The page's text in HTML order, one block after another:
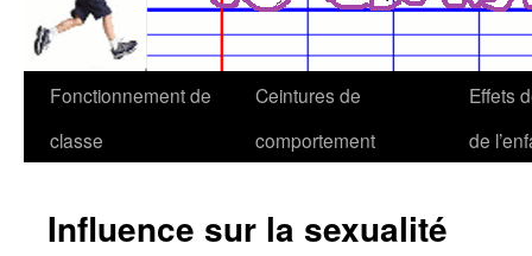
Fonctionnement de
classe
Ceintures de
comportement
Effets
de
Influence sur la sexualité